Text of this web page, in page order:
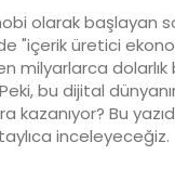
olarak başlayan
"içerik üretici
milyarlarca dolarlık
bu dijital
kazanıyor? Bu
inceleyeceğiz.